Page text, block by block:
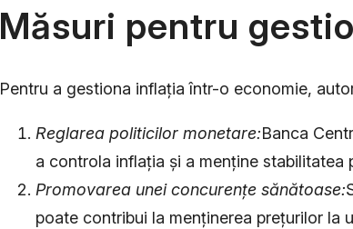
Măsuri pentru
Pentru a gestiona inflația într-o economie,
Reglarea politicilor monetare:Banca
a controla inflația și a menține stabilitatea
Promovarea unei concurențe sănătoase:
poate contribui la menținerea prețurilor la